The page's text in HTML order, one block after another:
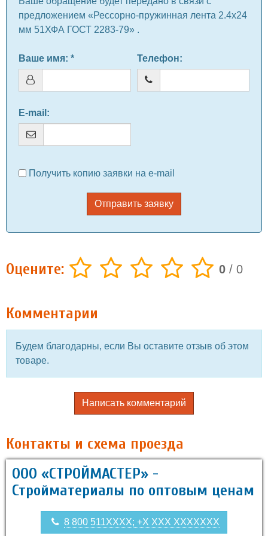
предложением «Рессорно-пружинная лента 2.4x24
мм 51ХФА ГОСТ 2283-79» .
Ваше имя: * Телефон:
E-mail :
Получить копию заявки на e-mail
Отправить заявку
Оцените: 0 / 0
Комментарии
Будем благодарны, если Вы оставите отзыв об этом
товаре.
Написать комментарий
Контакты и схема проезда
ООО «СТРОЙМАСТЕР» -
Стройматериалы по оптовым ценам
8 800 511XXXX; +X XXX XXXXXXX